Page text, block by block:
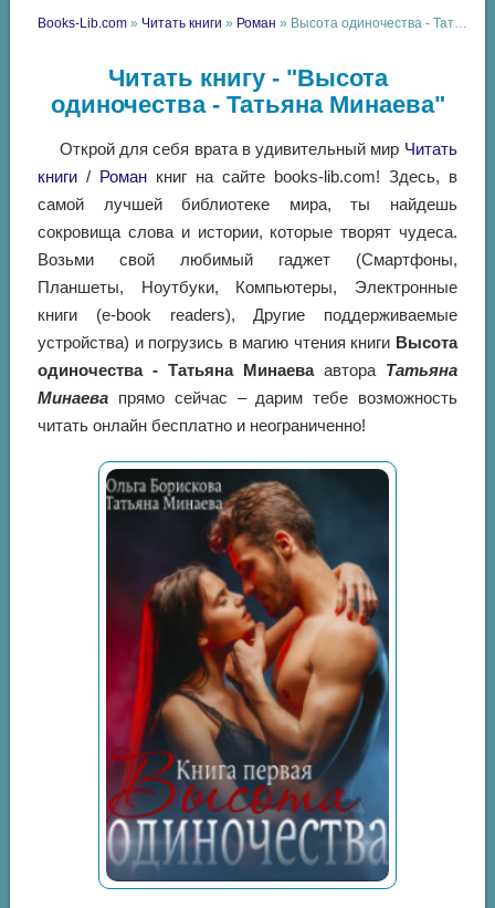
Books-Lib.com » Читать книги » Роман » Высота одиночества - Татьяна Минаева
Читать книгу - "Высота
одиночества - Татьяна Минаева"
Открой для себя врата в удивительный мир Читать
книги / Роман книг на сайте books-lib.com! Здесь, в
самой лучшей библиотеке мира, ты найдешь
сокровища слова и истории, которые творят чудеса.
Возьми свой любимый гаджет (Смартфоны,
Планшеты, Ноутбуки, Компьютеры, Электронные
книги (e-book readers), Другие поддерживаемые
устройства) и погрузись в магию чтения книги Высота
одиночества - Татьяна Минаеваавтора Татьяна
Минаева прямо сейчас – дарим тебе возможность
читать онлайн бесплатно и неограниченно!